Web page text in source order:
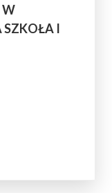
W
SZKOŁA I